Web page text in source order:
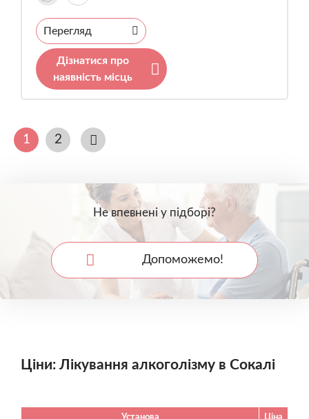
Перегляд
Дізнатися про
наявність місць
1 2
Не впевнені у підборі?
Допоможемо!
Ціни: Лікування алкоголізму в Сокалі